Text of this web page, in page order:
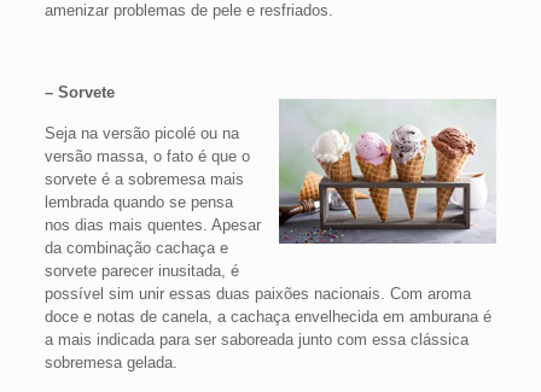
amenizar problemas de pele e resfriados.
– Sorvete
Seja na versão picolé ou na
versão massa, o fato é que o
sorvete é a sobremesa mais
lembrada quando se pensa
nos dias mais quentes. Apesar
da combinação cachaça e
sorvete parecer inusitada, é
possível sim unir essas duas paixões nacionais. Com aroma
doce e notas de canela, a cachaça envelhecida em amburana é
a mais indicada para ser saboreada junto com essa clássica
sobremesa gelada.